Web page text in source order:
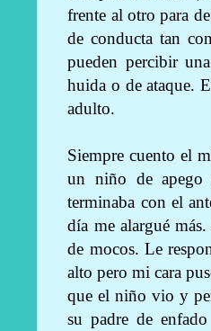
frente al otro para
de conducta tan
pueden percibir
huida o de ataque.
adulto.
Siempre cuento el
un niño de apego
terminaba con el
día me alargué
de mocos. Le
alto pero mi cara
que el niño vio y
su padre de